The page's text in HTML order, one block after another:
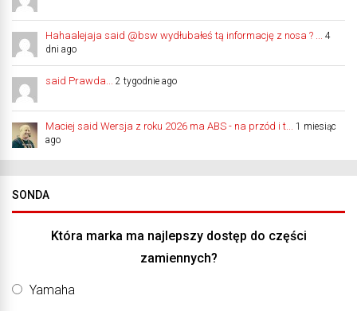
Hahaalejaja said @bsw wydłubałeś tą informację z nosa ? ...
4
dni ago
said Prawda... 2 tygodnie ago
Maciej said Wersja z roku 2026 ma ABS - na przód i t...
1 miesiąc
ago
SONDA
Która marka ma najlepszy dostęp do części
zamiennych?
Yamaha